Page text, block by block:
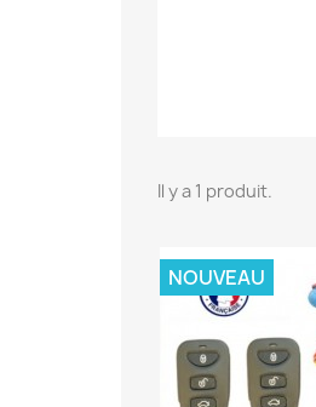
Il y a 1 produit.
NOUVEAU